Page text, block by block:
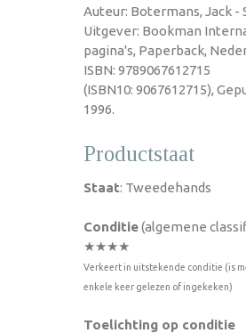
Auteur: Botermans, Jack -
Uitgever: Bookman
pagina's, Paperback,
ISBN: 9789067612715
(ISBN10: 9067612715),
1996.
Productstaat
Staat: Tweedehands
Conditie(algemene
★★★★
Verkeert in uitstekende conditie (is
enkele keer gelezen of ingekeken)
Toelichting op conditie